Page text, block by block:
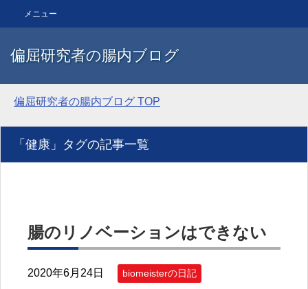
偏屈研究者の腸内ブログ
メニュー
偏屈研究者の腸内ブログ TOP
「健康」タグの記事一覧
腸のリノベーションはできない
2020年6月24日 biomeisterの日記